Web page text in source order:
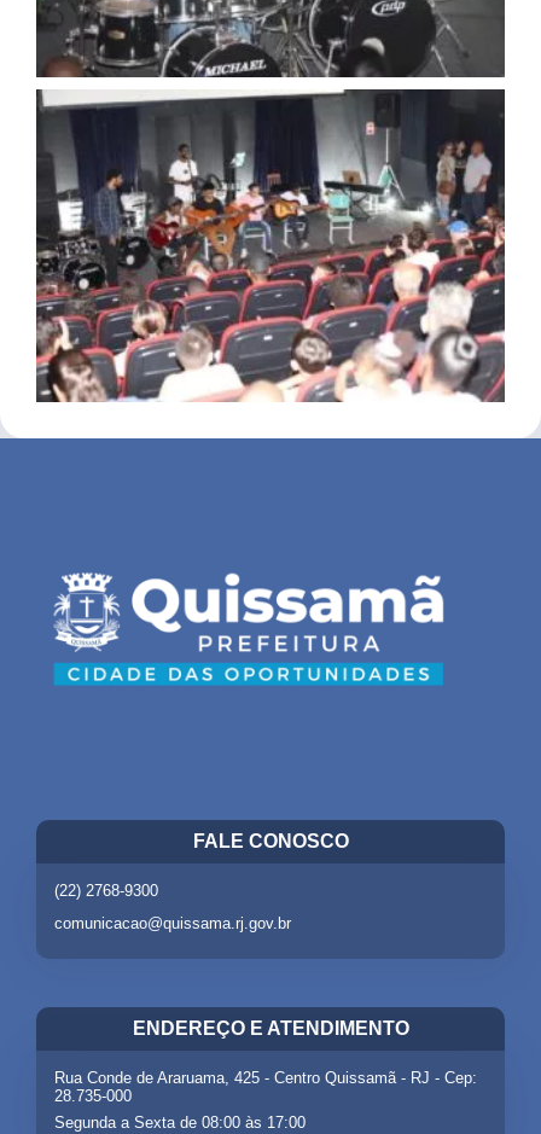
FALE CONOSCO
(22) 2768-9300
comunicacao@quissama.rj.gov.br
ENDEREÇO E ATENDIMENTO
Rua Conde de Araruama, 425 - Centro Quissamã - RJ - Cep:
28.735-000
Segunda a Sexta de 08:00 às 17:00